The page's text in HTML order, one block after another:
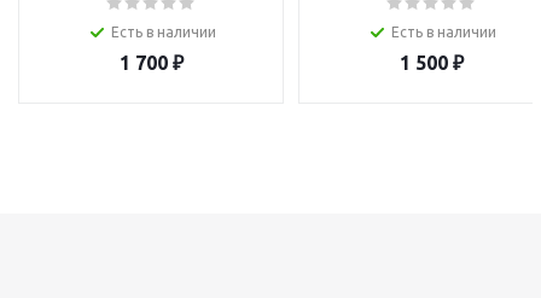
Есть в наличии
1 700₽
Есть в наличии
1 500₽